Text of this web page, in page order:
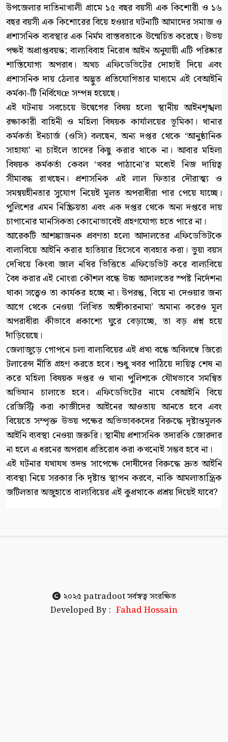
উপজেলার দাতিনাখালী গ্রামে ১৫ বছর বয়সী এক কিশোরী ও ১৬
বছর বয়সী এক কিশোরের বিয়ে হওয়ার ঘটনাটি আমাদের সমাজ ও
প্রশাসনিক ব্যবস্থার এক নির্মম বাস্তবতাকে উন্মেচিত করেছে। উভয়
পক্ষই অপ্রাপ্তবয়স্ক; বাল্যবিবাহ নিরোধ আইন অনুযায়ী এটি পরিষ্কার
শাস্তিযোগ্য অপরাধ। অথচ এফিডেভিটের দোহাই দিয়ে এবং
প্রশাসনিক দায় ঠেলার অদ্ভুত প্রতিযোগিতার মাধ্যমে এই বেআইনি
কর্মকা-টি নির্বিঘেœ সম্পন্ন হয়েছে।
এই ঘটনায় সবচেয়ে উদ্বেগের বিষয় হলো স্থানীয় আইনশৃঙ্খলা
রক্ষাকারী বাহিনী ও মহিলা বিষয়ক কার্যালয়ের ভূমিকা। থানার
কর্মকর্তা ইনচার্জ (ওসি) বলছেন, অন্য দপ্তর থেকে ‘আনুষ্ঠানিক
সাহায্য’ না চাইলে তাদের কিছু করার থাকে না। আবার মহিলা
বিষয়ক কর্মকর্তা কেবল ‘খবর পাঠানো’র মধ্যেই নিজ দায়িত্ব
সীমাবদ্ধ রাখছেন। প্রশাসনিক এই লাল ফিতার দৌরাত্ম্য ও
সমন্বয়হীনতার সুযোগ নিয়েই মূলত অপরাধীরা পার পেয়ে যাচ্ছে।
পুলিশের এমন নিষ্ক্রিয়তা এবং এক দপ্তর থেকে অন্য দপ্তরে দায়
চাপানোর মানসিকতা কোনোভাবেই গ্রহণযোগ্য হতে পারে না।
আরেকটি আশঙ্কাজনক প্রবণতা হলো আদালতের এফিডেভিটকে
বাল্যবিয়ে আইনি করার হাতিয়ার হিসেবে ব্যবহার করা। ভুয়া বয়স
দেখিয়ে কিংবা জাল নথির ভিত্তিতে এফিডেভিট করে বাল্যবিয়ে
বৈধ করার এই নোংরা কৌশল বন্ধে উচ্চ আদালতের স্পষ্ট নির্দেশনা
থাকা সত্ত্বেও তা কার্যকর হচ্ছে না। উপরন্তু, বিয়ে না দেওয়ার জন্য
আগে থেকে নেওয়া ‘লিখিত অঙ্গীকারনামা’ অমান্য করেও মূল
অপরাধীরা কীভাবে প্রকাশ্যে ঘুরে বেড়াচ্ছে, তা বড় প্রশ্ন হয়ে
দাঁড়িয়েছে।
জেলাজুড়ে গোপনে চলা বাল্যবিয়ের এই প্রথা বন্ধে অবিলম্বে জিরো
টলারেন্স নীতি গ্রহণ করতে হবে। শুধু খবর পাঠিয়ে দায়িত্ব শেষ না
করে মহিলা বিষয়ক দপ্তর ও থানা পুলিশকে যৌথভাবে সমন্বিত
অভিযান চালাতে হবে। এফিডেভিটের নামে বেআইনি বিয়ে
রেজিস্ট্রি করা কাজীদের আইনের আওতায় আনতে হবে এবং
বিয়েতে সম্পৃক্ত উভয় পক্ষের অভিভাবকদের বিরুদ্ধে দৃষ্টান্তমূলক
আইনি ব্যবস্থা নেওয়া জরুরি। স্থানীয় প্রশাসনিক তদারকি জোরদার
না হলে এ ধরনের অপরাধ প্রতিরোধ করা কখনোই সম্ভব হবে না।
এই ঘটনার যথাযথ তদন্ত সাপেক্ষে দোষীদের বিরুদ্ধে দ্রুত আইনি
ব্যবস্থা নিয়ে সরকার কি দৃষ্টান্ত স্থাপন করবে, নাকি আমলাতান্ত্রিক
জটিলতার অজুহাতে বাল্যবিয়ের এই কুপ্রথাকে প্রশ্রয় দিয়েই যাবে?
২০২৫ patradootসর্বস্বত্ব সংরক্ষিত
Developed By : Fahad Hossain